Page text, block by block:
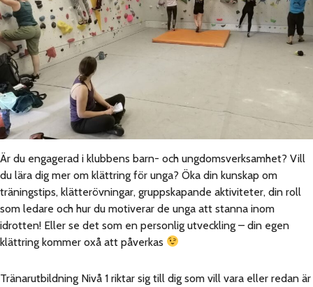
Är du engagerad i klubbens barn- och ungdomsverksamhet? Vill
du lära dig mer om klättring för unga? Öka din kunskap om
träningstips, klätterövningar, gruppskapande aktiviteter, din roll
som ledare och hur du motiverar de unga att stanna inom
idrotten! Eller se det som en personlig utveckling – din egen
klättring kommer oxå att påverkas
Tränarutbildning Nivå 1 riktar sig till dig som vill vara eller redan är